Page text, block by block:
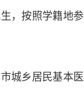
，按照学籍地参
城乡居民基本医